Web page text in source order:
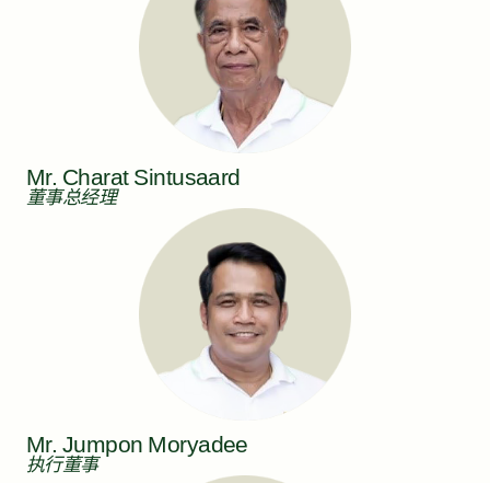
Mr. Charat Sintusaard
董事总经理
Mr. Jumpon Moryadee
执行董事